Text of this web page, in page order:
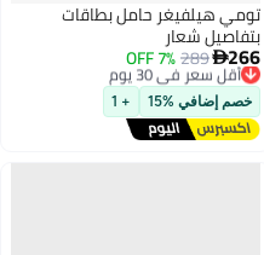
2
تومي هيلفيغر حامل بطاقات
بتفاصيل شعار
266
289
7% OFF
أقل سعر في 30 يوم
توصيل مجاني
أقل سعر في 30 يوم
خصم إضافي %15 + 1